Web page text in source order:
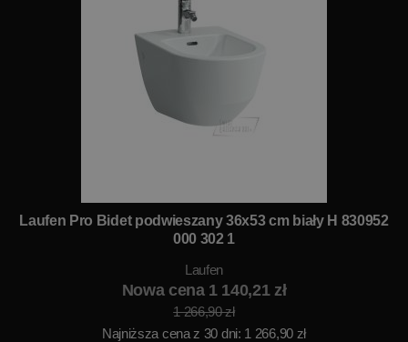
Laufen Pro Bidet podwieszany 36x53 cm biały H 830952
000 302 1
Laufen
Nowa cena 1 140,21 zł
1 266,90 zł
Najniższa cena z 30 dni: 1 266,90 zł